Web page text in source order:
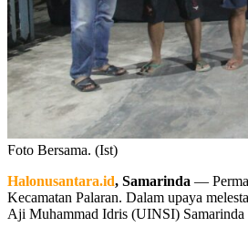
Foto Bersama. (Ist)
Halonusantara.id, Samarinda —
Kecamatan Palaran. Dalam upaya
Aji Muhammad Idris (UINSI) Samarinda